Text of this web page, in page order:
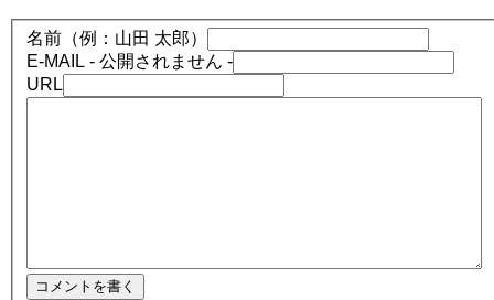
名前（例：山田 太郎）
E-MAIL - 公開されません -
URL